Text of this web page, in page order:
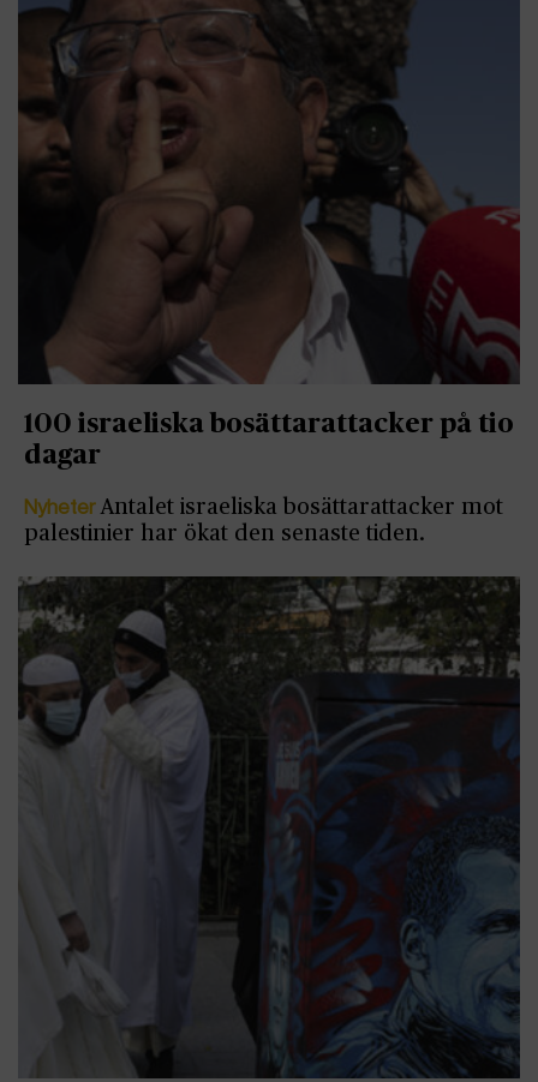
100 israeliska bosättarattacker på tio
dagar
NyheterAntalet israeliska bosättarattacker mot
palestinier har ökat den senaste tiden.